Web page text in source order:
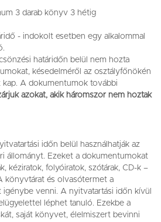
3 darab könyv 3 hétig
- indokolt esetben egy alkalommal
határidőn belül nem hozta
késedelméről az osztályfőnökén
kap. A dokumentumok további
azokat, akik háromszor nem hoztak
időn belül használhatják az
állományt. Ezeket a dokumentumokat
kéziratok, folyóiratok, szótárak, CD-k –
könyvtárat és olvasótermet a
venni. A nyitvatartási időn kívül
léphet tanuló. Ezekbe a
saját könyvet, élelmiszert bevinni